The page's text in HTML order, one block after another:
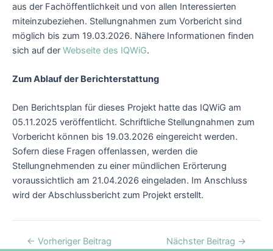
aus der Fachöffentlichkeit und von allen Interessierten
miteinzubeziehen. Stellungnahmen zum Vorbericht sind
möglich bis zum 19.03.2026. Nähere Informationen finden
sich auf der Webseite des IQWiG.
Zum Ablauf der Berichterstattung
Den Berichtsplan für dieses Projekt hatte das IQWiG am
05.11.2025 veröffentlicht. Schriftliche Stellungnahmen zum
Vorbericht können bis 19.03.2026 eingereicht werden.
Sofern diese Fragen offenlassen, werden die
Stellungnehmenden zu einer mündlichen Erörterung
voraussichtlich am 21.04.2026 eingeladen. Im Anschluss
wird der Abschlussbericht zum Projekt erstellt.
← Vorheriger Beitrag Nächster Beitrag →